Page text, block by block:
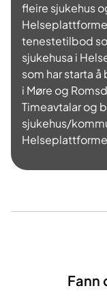
fleire sjukehus
tenestetilbod
sjukehusa i
som har starta
i Møre og
Timeavtalar og
sjukehus/
Fann